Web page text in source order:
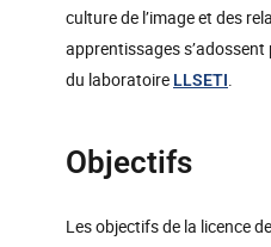
culture de l’image et des
apprentissages
du laboratoire LLSETI.
Objectifs
Les objectifs de la licence